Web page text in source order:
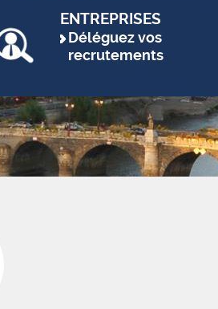
ENTREPRISES
Déléguez vos
recrutements